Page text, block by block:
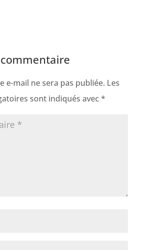
e-mail ne sera pas publiée. Les
sont indiqués avec *